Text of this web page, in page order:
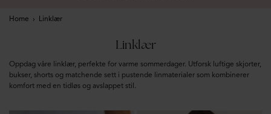
Home › Linklær
Linklær
Oppdag våre linklær, perfekte for varme sommerdager. Utforsk luftige skjorter,
bukser, shorts og matchende sett i pustende linmaterialer som kombinerer
komfort med en tidløs og avslappet stil.